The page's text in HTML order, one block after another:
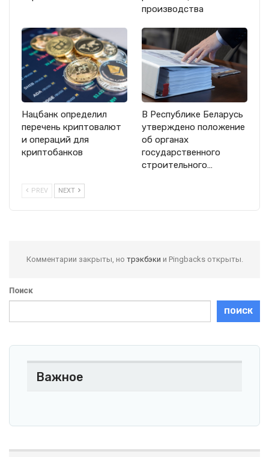
производства
Нацбанк определил
перечень криптовалют
и операций для
криптобанков
В Республике Беларусь
утверждено положение
об органах
государственного
строительного…
PREV NEXT
Комментарии закрыты, но трэкбэки и Pingbacks открыты.
Поиск
ПОИСК
Важное